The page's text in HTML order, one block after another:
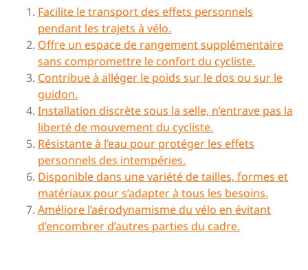
Facilite le transport des effets personnels
pendant les trajets à vélo.
Offre un espace de rangement supplémentaire
sans compromettre le confort du cycliste.
Contribue à alléger le poids sur le dos ou sur le
guidon.
Installation discrète sous la selle, n’entrave pas la
liberté de mouvement du cycliste.
Résistante à l’eau pour protéger les effets
personnels des intempéries.
Disponible dans une variété de tailles, formes et
matériaux pour s’adapter à tous les besoins.
Améliore l’aérodynamisme du vélo en évitant
d’encombrer d’autres parties du cadre.